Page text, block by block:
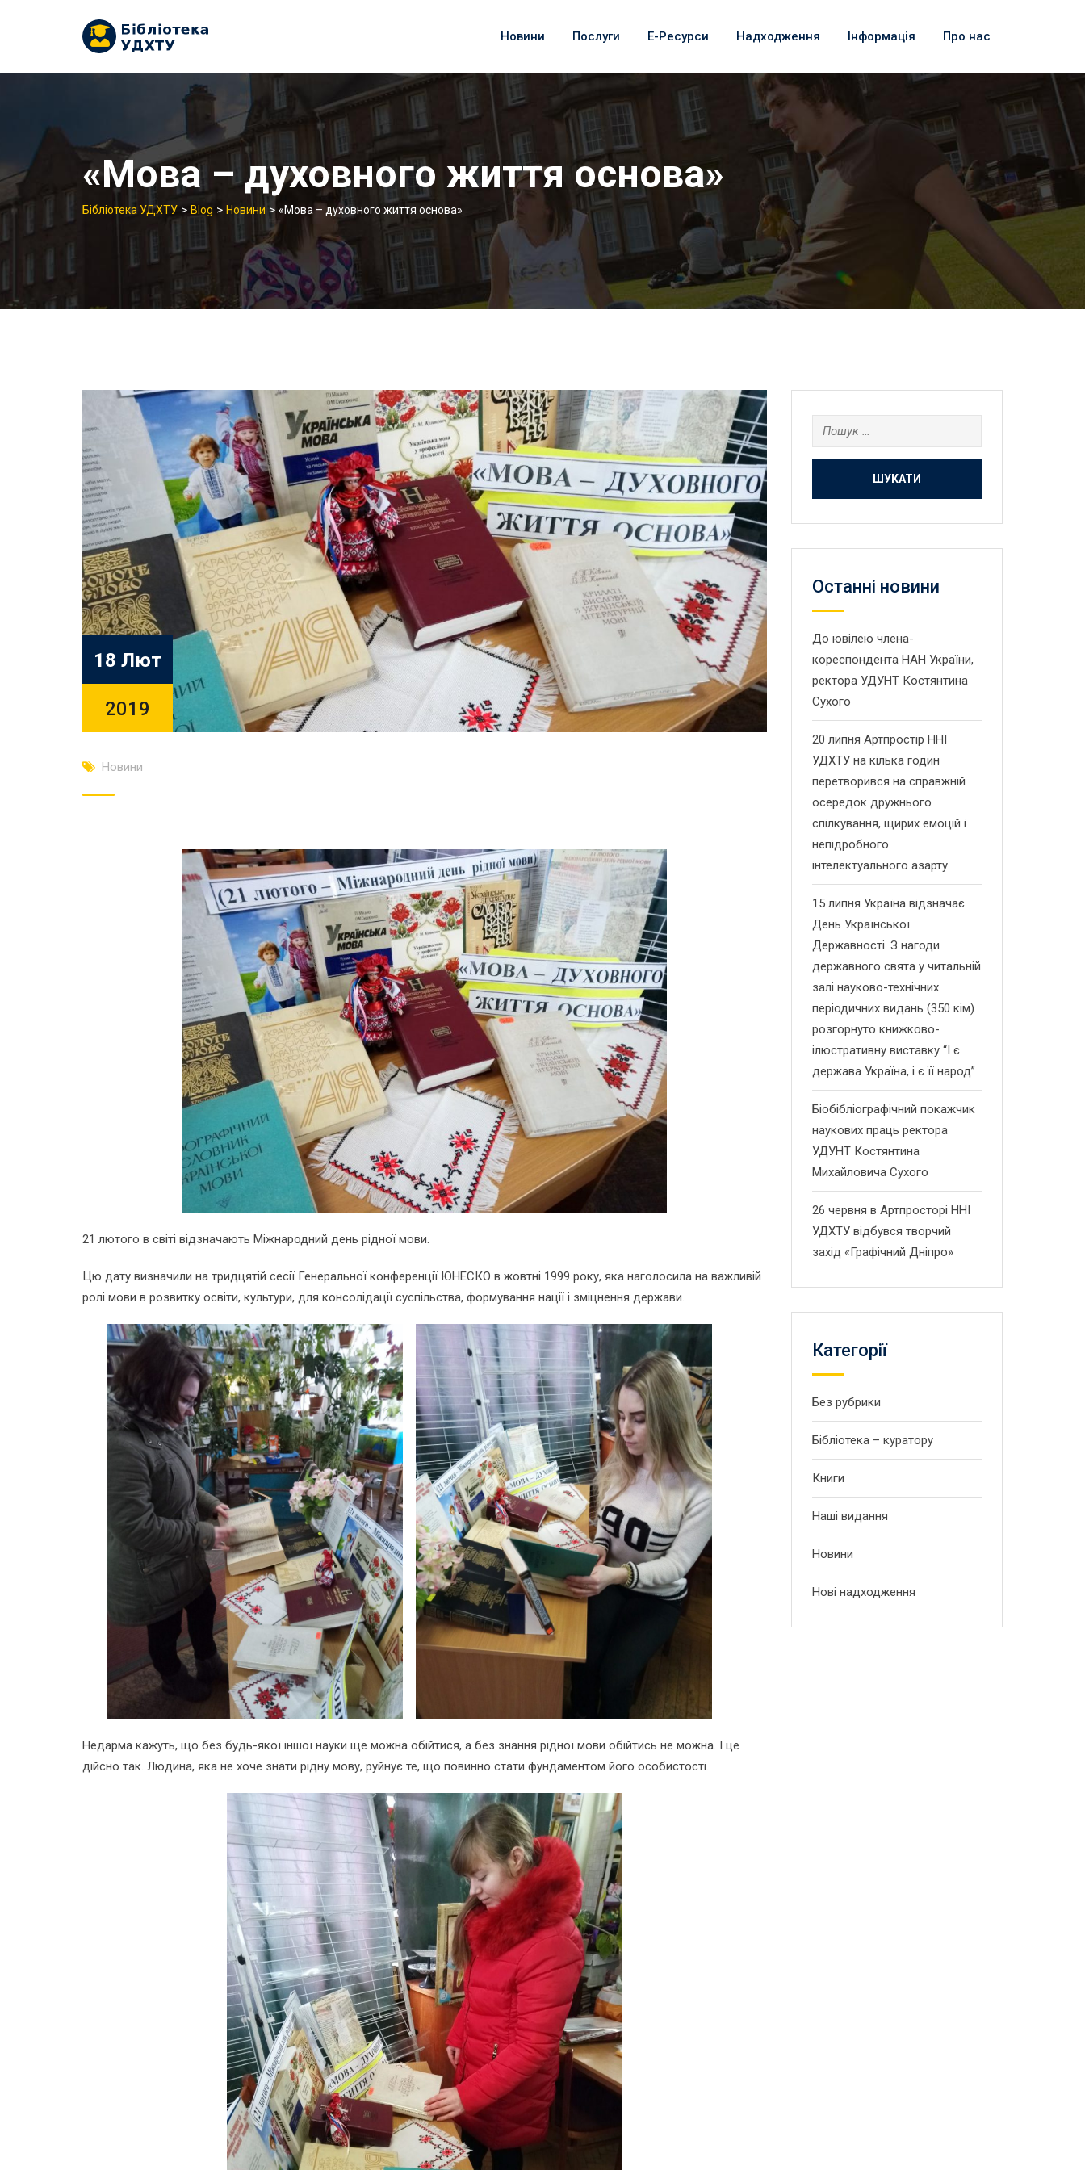
Новини Послуги Е-Ресурси Надходження Інформація Про нас
«Мова – духовного життя основа»
Бібліотека УДХТУ > Blog > Новини > «Мова – духовного життя основа»
18 Лют
2019
Новини
21 лютого в світі відзначають Міжнародний день рідної мови.
Цю дату визначили на тридцятій сесії Генеральної конференції ЮНЕСКО в жовтні 1999 року, яка наголосила на важливій
ролі мови в розвитку освіти, культури, для консолідації суспільства, формування нації і зміцнення держави.
Недарма кажуть, що без будь-якої іншої науки ще можна обійтися, а без знання рідної мови обійтись не можна. І це
дійсно так. Людина, яка не хоче знати рідну мову, руйнує те, що повинно стати фундаментом його особистості.
Пошук:
Останнi новини
До ювілею члена-
кореспондента НАН України,
ректора УДУНТ Костянтина
Сухого
20 липня Артпростір ННІ
УДХТУ на кілька годин
перетворився на справжній
осередок дружнього
спілкування, щирих емоцій і
непідробного
інтелектуального азарту.
15 липня Україна відзначає
День Української
Державності. З нагоди
державного свята у читальній
залі науково-технічних
періодичних видань (350 кім)
розгорнуто книжково-
ілюстративну виставку “І є
держава Україна, і є її народ”
Біобібліографічний покажчик
наукових праць ректора
УДУНТ Костянтина
Михайловича Сухого
26 червня в Артпросторі ННІ
УДХТУ відбувся творчий
захід «Графічний Дніпро»
Категорії
Без рубрики
Бібліотека – куратору
Книги
Наші видання
Новини
Нові надходження